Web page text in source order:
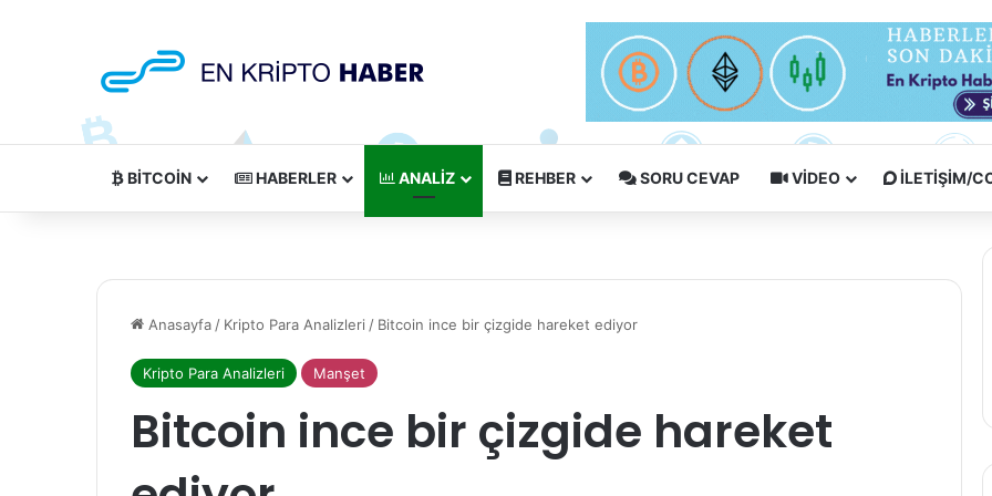
BITCOIN HABERLER ANALIZ REHBER SORU CEVAP VIDEO İLETIŞIM/
Anasayfa / Kripto Para Analizleri / Bitcoin ince bir çizgide hareket ediyor
Kripto Para Analizleri Manşet
Bitcoin ince bir çizgide hareket